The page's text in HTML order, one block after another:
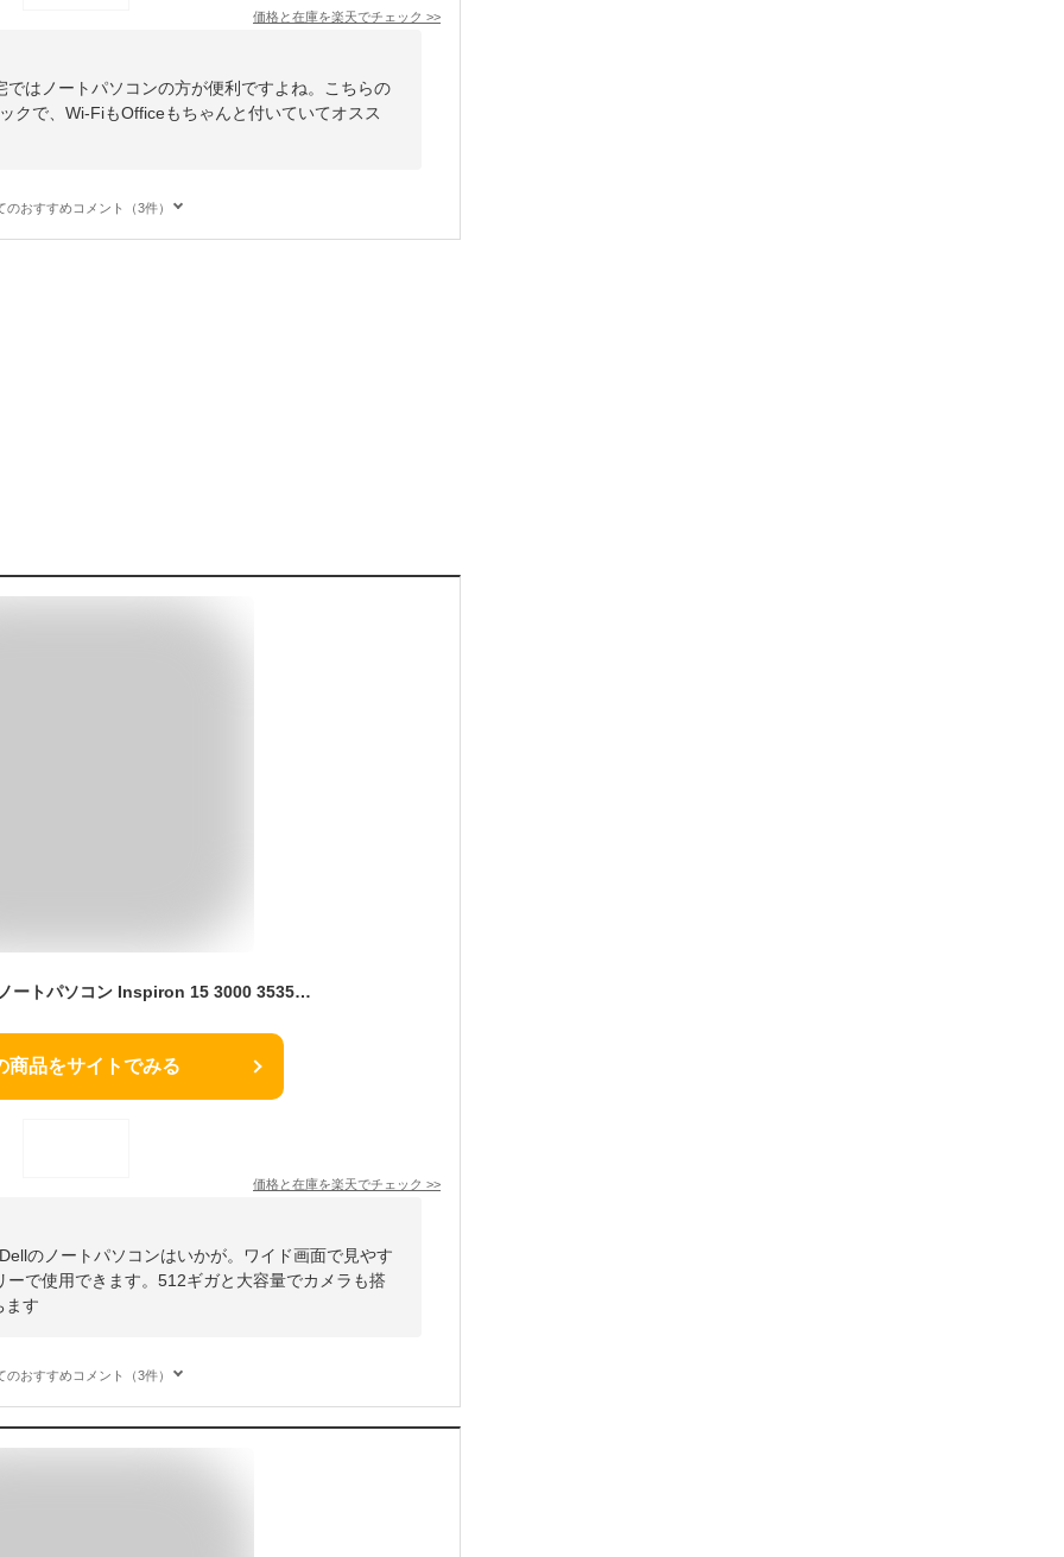
価格と在庫を楽天でチェック >>
はノートパソコンの方が便利ですよね。こちらの
クで、Wi-FiもOfficeもちゃんと付いていてオスス
のおすすめコメント（3件）
【新品】 DELL デル ノートパソコン Inspiron 15 3000 3535 15.6型FHD / Ryzen 5 7520U/ メモリ 8GB/ SSD 512GB / Windows 11 / Office付き選択可能 / プラチナシルバー
商品をサイトでみる
価格と在庫を楽天でチェック >>
のノートパソコンはいかが。ワイド画面で見やす
で使用できます。512ギガと大容量でカメラも搭
ます
のおすすめコメント（3件）